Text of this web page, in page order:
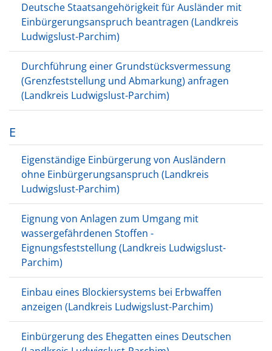
Deutsche Staatsangehörigkeit für Ausländer mit
Einbürgerungsanspruch beantragen (Landkreis
Ludwigslust-Parchim)
Durchführung einer Grundstücksvermessung
(Grenzfeststellung und Abmarkung) anfragen
(Landkreis Ludwigslust-Parchim)
E
Eigenständige Einbürgerung von Ausländern
ohne Einbürgerungsanspruch (Landkreis
Ludwigslust-Parchim)
Eignung von Anlagen zum Umgang mit
wassergefährdenen Stoffen -
Eignungsfeststellung (Landkreis Ludwigslust-
Parchim)
Einbau eines Blockiersystems bei Erbwaffen
anzeigen (Landkreis Ludwigslust-Parchim)
Einbürgerung des Ehegatten eines Deutschen